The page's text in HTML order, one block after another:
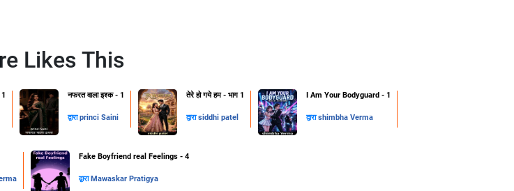
Likes This
नफरत वाला इश्क - 1
द्वाराprinci Saini
तेरे हो गये हम - भाग 1
द्वाराsiddhi patel
I Am Your Bodyguard - 1
द्वाराshimbha Verma
Fake Boyfriend real Feelings - 4
द्वारा Mawaskar Pratigya